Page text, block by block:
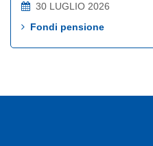
30 LUGLIO 2026
Fondi pensione